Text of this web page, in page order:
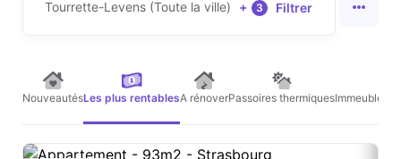
Tourrette-Levens (Toute la ville) + 3 Filtrer
NouveautésLes plus rentablesA rénoverPassoires thermiquesImmeubles